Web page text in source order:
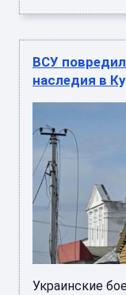
ВСУ
наследия в
Украинские